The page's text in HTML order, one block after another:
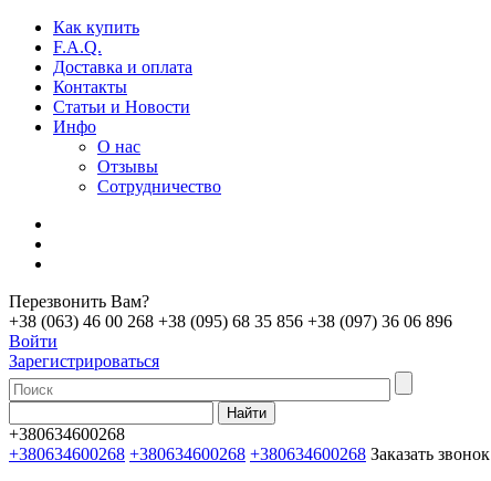
Как купить
F.A.Q.
Доставка и оплата
Контакты
Статьи и Новости
Инфо
О нас
Отзывы
Сотрудничество
Перезвонить Вам?
+38 (063) 46 00 268 +38 (095) 68 35 856 +38 (097) 36 06 896
Войти
Зарегистрироваться
+380634600268
+380634600268 +380634600268 +380634600268 Заказать звонок